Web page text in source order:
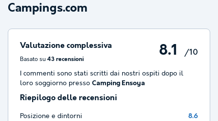
Campings.com
Valutazione complessiva
Basato su 43 recensioni
8.1 /10
I commenti sono stati scritti dai nostri ospiti dopo il
loro soggiorno presso Camping Ensoya
Riepilogo delle recensioni
Posizione e dintorni 8.6